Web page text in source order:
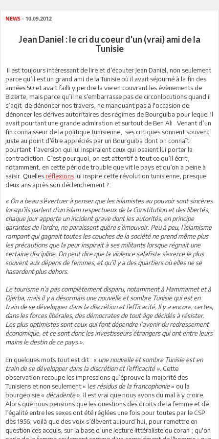
NEWS - 10.09.2012
Jean Daniel : le cri du coeur d'un (vrai) ami de la
Tunisie
Il est toujours intéressant de lire et d’écouter Jean Daniel, non seulement
parce qu’il est un grand ami de la Tunisie où il avait séjourné à la fin des
années 50 et avait failli y perdre la vie en couvrant les évènements de
Bizerte, mais parce qu’il ne s’embarrasse pas de circonlocutions quand il
s’agit de dénoncer nos travers, ne manquant pas à l'occasion de
dénoncer les dérives autoritaires des régimes de Bourguiba pour lequel il
avait pourtant une grande admiration et surtout de Ben Ali . Venant d’un
fin connaisseur de la politique tunisienne, ses critiques sonnent souvent
juste au point d’être appréciés par un Bourguiba dont on connaît
pourtant l’aversion qui lui inspiraient ceux qui osaient lui porter la
contradiction. C’est pourquoi, on est attentif à tout ce qu’il écrit,
notamment, en cette période trouble que vit le pays et qu’on a peine à
saisir. Quellesréflexionslui inspire cette révolution tunisienne, presque
deux ans après son déclenchement ? :
« On a beau s’évertuer à penser que les islamistes au pouvoir sont sincères
lorsqu’ils parlent d’un islam respectueux de la Constitution et des libertés,
chaque jour apporte un incident grave dont les autorités, en principe
garantes de l’ordre, ne paraissent guère s’émouvoir. Peu à peu, l’islamisme
rampant qui gagnait toutes les couches de la société ne prend même plus
les précautions que la peur inspirait à ses militants lorsque régnait une
certaine discipline. On peut dire que la violence salafiste s’exerce le plus
souvent aux dépens de femmes, et qu’il y a des quartiers où elles ne se
hasardent plus dehors.
Le tourisme n’a pas complètement disparu, notamment à Hammamet et à
Djerba, mais il y a désormais une nouvelle et sombre Tunisie qui est en
train de se développer dans la discrétion et l’efficacité. Il y a encore, certes,
dans les forces libérales, des démocrates de tout âge décidés à résister.
Les plus optimistes sont ceux qui font dépendre l’avenir du redressement
économique, et ce sont donc les investisseurs étrangers qui ont entre leurs
mains le destin de ce pays ».
En quelques mots tout est dit : « une nouvelle et sombre Tunisie est en
train de se développer dans la discrétion et l’efficacité ». Cette
observation recoupe les impressions qu’éprouve la majorité des
Tunisiens et non seulement « les résidus de la francophonie» ou la
bourgeoisie « décadente». Il est vrai que nous avons du mal à y croire.
Alors que nous pensions que les questions des droits de la femme et de
l’égalité entre les sexes ont été réglées une fois pour toutes par le CSP
dès 1956, voilà que des voix s’élèvent aujourd’hui, pour remettre en
question ces acquis, sur la base d’une lecture littéraliste du coran ; qu'on